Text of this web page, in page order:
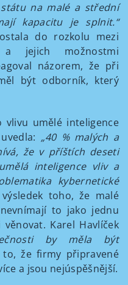
na malé a střední
kapacitu je splnit.“
do rozkolu mezi
a jejich možnostmi
názorem, že při
být odborník, který
vlivu umělé inteligence
„40 % malých a
že v příštích deseti
inteligence vliv a
kybernetické
toho, že malé
to jako jednu
Karel Havlíček
by měla být
že firmy připravené
a jsou nejúspěšnější.